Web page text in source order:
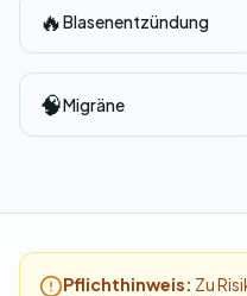
🔥Blasenentzündung
🧠Migräne
Pflichthinweis: Zu